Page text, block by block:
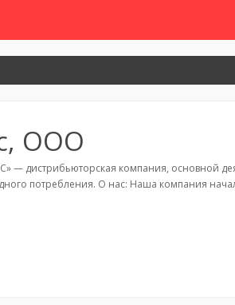
ООО
— дистрибьюторская компания, основной
потребления. О нас: Наша компания